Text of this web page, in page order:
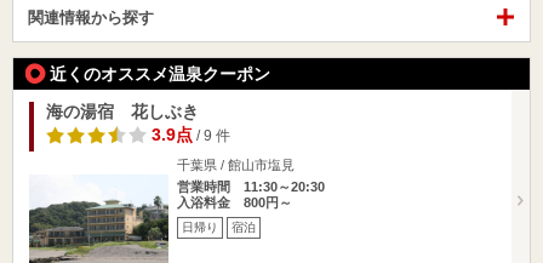
関連情報から探す
近くのオススメ温泉クーポン
海の湯宿 花しぶき
3.9点/ 9 件
千葉県 / 館山市塩見
営業時間 11:30～20:30
入浴料金 800円～
日帰り 宿泊